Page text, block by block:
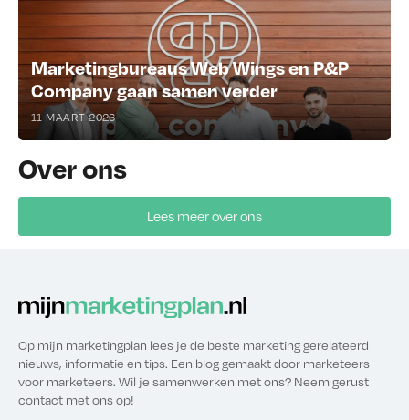
Marketingbureaus Web Wings en P&P
Company gaan samen verder
11 MAART 2026
Over ons
Lees meer over ons
Op mijn marketingplan lees je de beste marketing gerelateerd
nieuws, informatie en tips. Een blog gemaakt door marketeers
voor marketeers. Wil je samenwerken met ons? Neem gerust
contact met ons op!